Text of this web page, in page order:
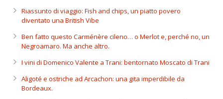
Riassunto di viaggio: Fish and chips, un piatto povero
diventato una British Vibe
Ben fatto questo Carménère cileno… o Merlot e, perché no, un
Negroamaro. Ma anche altro.
I vini di Domenico Valente a Trani: bentornato Moscato di Trani
Aligoté e ostriche ad Arcachon: una gita imperdibile da
Bordeaux.